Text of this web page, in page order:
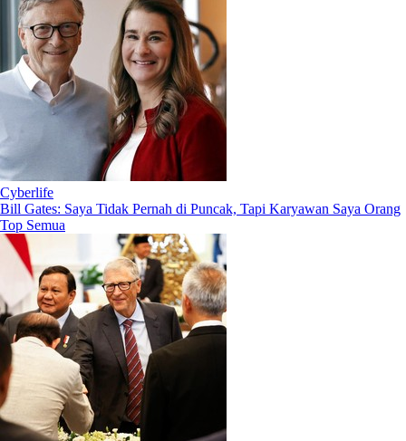
Cyberlife
Bill Gates: Saya Tidak Pernah di Puncak, Tapi Karyawan Saya Orang
Top Semua